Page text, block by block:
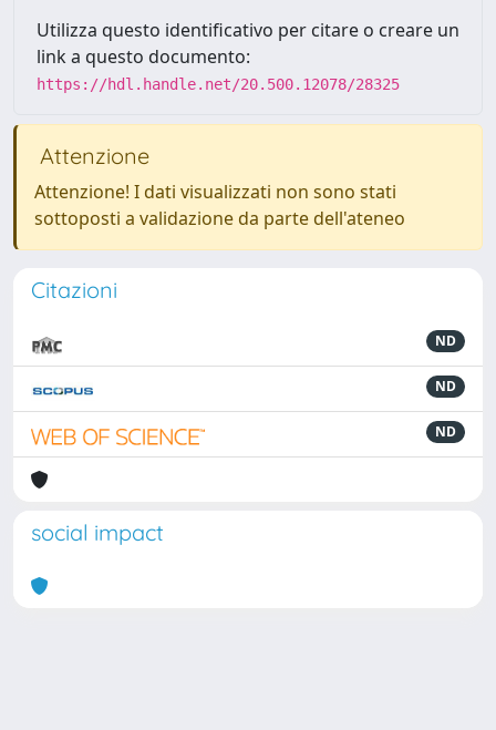
Utilizza questo identificativo per citare o creare un
link a questo documento:
https://hdl.handle.net/20.500.12078/28325
Attenzione
Attenzione! I dati visualizzati non sono stati
sottoposti a validazione da parte dell'ateneo
Citazioni
ND
ND
ND
social impact